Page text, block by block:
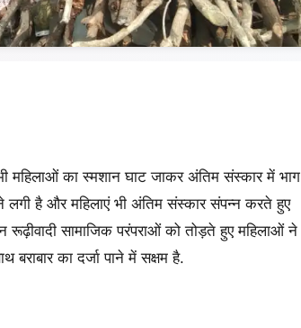
महिलाओं का स्मशान घाट जाकर अंतिम संस्कार में भाग
लगी है और महिलाएं भी अंतिम संस्कार संपन्न करते हुए
सामाजिक परंपराओं को तोड़ते हुए महिलाओं ने
का दर्जा पाने में सक्षम है.